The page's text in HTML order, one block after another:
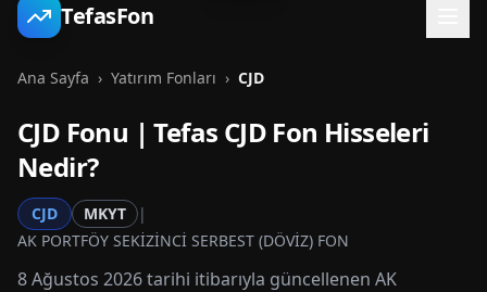
TefasFon
Ana Sayfa › Yatırım Fonları › CJD
CJD Fonu | Tefas CJD Fon Hisseleri
Nedir?
CJD MKYT
|
AK PORTFÖY SEKİZİNCİ SERBEST (DÖVİZ) FON
8 Ağustos 2026 tarihi itibarıyla güncellenen AK